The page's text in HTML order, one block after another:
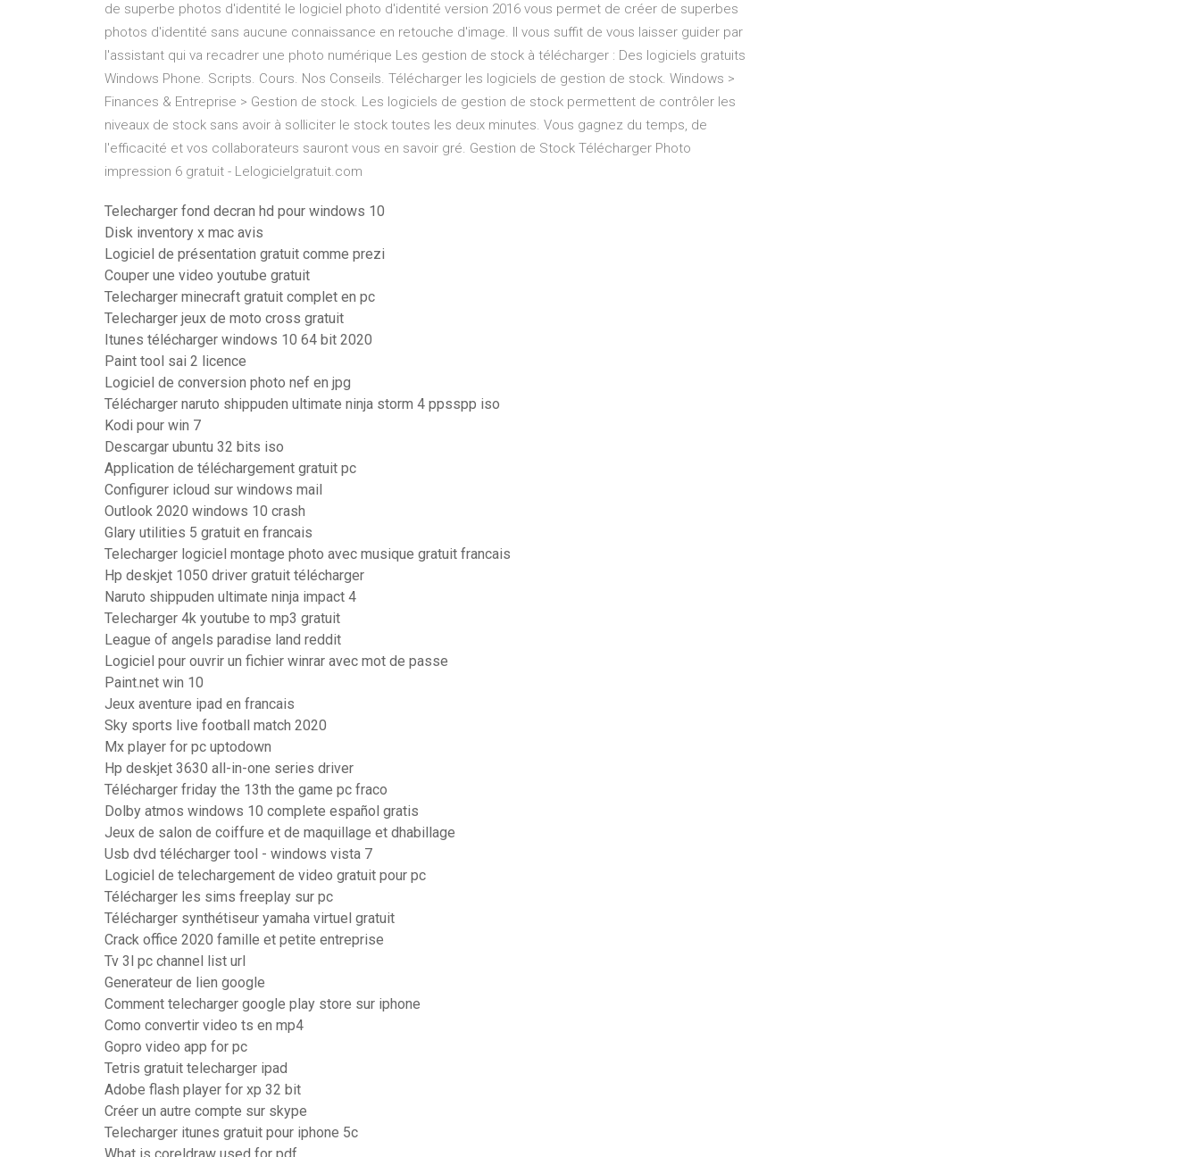
de superbe photos d'identité le logiciel photo d'identité version 2016 vous permet de créer de superbes
photos d'identité sans aucune connaissance en retouche d'image. Il vous suffit de vous laisser guider par
l'assistant qui va recadrer une photo numérique Les gestion de stock à télécharger : Des logiciels gratuits
Windows Phone. Scripts. Cours. Nos Conseils. Télécharger les logiciels de gestion de stock. Windows >
Finances & Entreprise > Gestion de stock. Les logiciels de gestion de stock permettent de contrôler les
niveaux de stock sans avoir à solliciter le stock toutes les deux minutes. Vous gagnez du temps, de
l'efficacité et vos collaborateurs sauront vous en savoir gré. Gestion de Stock Télécharger Photo
impression 6 gratuit - Lelogicielgratuit.com
Telecharger fond decran hd pour windows 10
Disk inventory x mac avis
Logiciel de présentation gratuit comme prezi
Couper une video youtube gratuit
Telecharger minecraft gratuit complet en pc
Telecharger jeux de moto cross gratuit
Itunes télécharger windows 10 64 bit 2020
Paint tool sai 2 licence
Logiciel de conversion photo nef en jpg
Télécharger naruto shippuden ultimate ninja storm 4 ppsspp iso
Kodi pour win 7
Descargar ubuntu 32 bits iso
Application de téléchargement gratuit pc
Configurer icloud sur windows mail
Outlook 2020 windows 10 crash
Glary utilities 5 gratuit en francais
Telecharger logiciel montage photo avec musique gratuit francais
Hp deskjet 1050 driver gratuit télécharger
Naruto shippuden ultimate ninja impact 4
Telecharger 4k youtube to mp3 gratuit
League of angels paradise land reddit
Logiciel pour ouvrir un fichier winrar avec mot de passe
Paint.net win 10
Jeux aventure ipad en francais
Sky sports live football match 2020
Mx player for pc uptodown
Hp deskjet 3630 all-in-one series driver
Télécharger friday the 13th the game pc fraco
Dolby atmos windows 10 complete español gratis
Jeux de salon de coiffure et de maquillage et dhabillage
Usb dvd télécharger tool - windows vista 7
Logiciel de telechargement de video gratuit pour pc
Télécharger les sims freeplay sur pc
Télécharger synthétiseur yamaha virtuel gratuit
Crack office 2020 famille et petite entreprise
Tv 3l pc channel list url
Generateur de lien google
Comment telecharger google play store sur iphone
Como convertir video ts en mp4
Gopro video app for pc
Tetris gratuit telecharger ipad
Adobe flash player for xp 32 bit
Créer un autre compte sur skype
Telecharger itunes gratuit pour iphone 5c